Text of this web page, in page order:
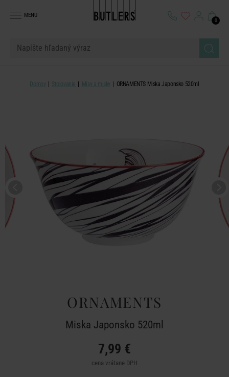
MENU
0
Domov Stolovanie Misy a misky ORNAMENTS Miska Japonsko 520ml
ORNAMENTS
Miska Japonsko 520ml
7,99 €
cena vrátane DPH